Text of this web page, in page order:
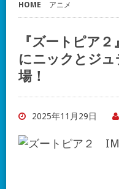
HOME アニメ
『ズートピア
にニックとジ
場！
2025年11月29日